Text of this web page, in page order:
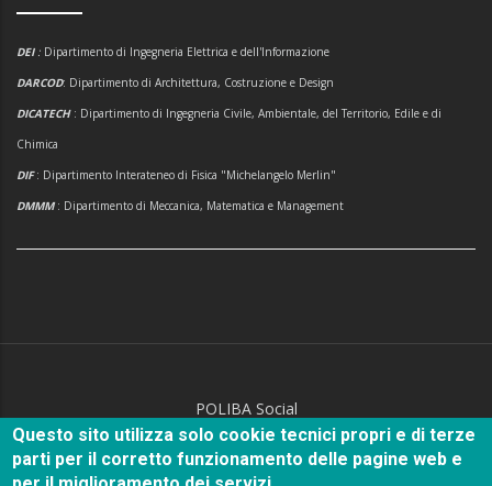
DEI : Dipartimento di Ingegneria Elettrica e dell'Informazione
DARCOD: Dipartimento di Architettura, Costruzione e Design
DICATECH : Dipartimento di Ingegneria Civile, Ambientale, del Territorio, Edile e di
Chimica
DIF: Dipartimento Interateneo di Fisica "Michelangelo Merlin"
DMMM: Dipartimento di Meccanica, Matematica e Management
POLIBA Social
Questo sito utilizza solo cookie tecnici propri e di terze
parti per il corretto funzionamento delle pagine web e